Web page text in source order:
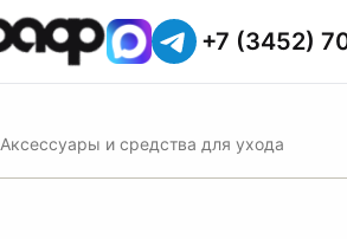
+7 (3452)
Аксессуары и средства для ухода